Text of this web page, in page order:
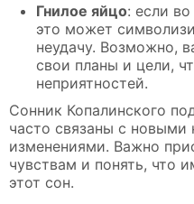
Гнилое яйцо: если
это может
неудачу. Возможно,
свои планы и цели,
неприятностей.
Сонник Копалинского
часто связаны с новыми
изменениями. Важно
чувствам и понять, что
этот сон.